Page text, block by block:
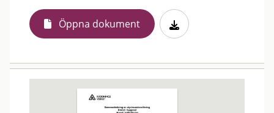
Öppna dokument